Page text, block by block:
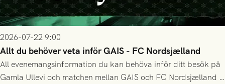
2026-07-22 9:00
Allt du behöver veta inför GAIS - FC Nordsjælland
All evenemangsinformation du kan behöva inför ditt besök på
Gamla Ullevi och matchen mellan GAIS och FC Nordsjælland i